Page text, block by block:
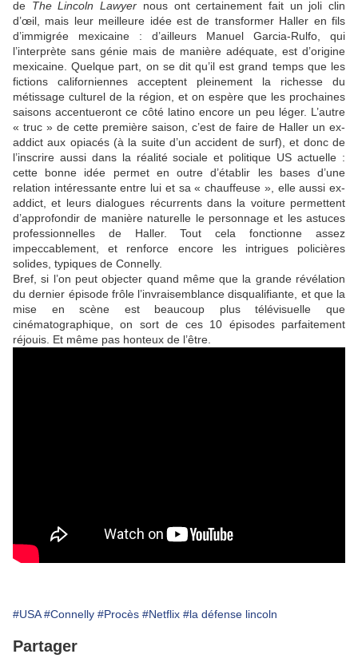
de The Lincoln Lawyer nous ont certainement fait un joli clin
d’œil, mais leur meilleure idée est de transformer Haller en fils
d’immigrée mexicaine : d’ailleurs Manuel Garcia-Rulfo , qui
l’interprète sans génie mais de manière adéquate, est d’origine
mexicaine. Quelque part, on se dit qu’il est grand temps que les
fictions californiennes acceptent pleinement la richesse du
métissage culturel de la région, et on espère que les prochaines
saisons accentueront ce côté latino encore un peu léger. L’autre
« truc » de cette première saison, c’est de faire de Haller un ex-
addict aux opiacés (à la suite d’un accident de surf), et donc de
l’inscrire aussi dans la réalité sociale et politique US actuelle :
cette bonne idée permet en outre d’établir les bases d’une
relation intéressante entre lui et sa « chauffeuse », elle aussi ex-
addict, et leurs dialogues récurrents dans la voiture permettent
d’approfondir de manière naturelle le personnage et les astuces
professionnelles de Haller. Tout cela fonctionne assez
impeccablement, et renforce encore les intrigues policières
solides, typiques de Connelly.
Bref, si l’on peut objecter quand même que la grande révélation
du dernier épisode frôle l’invraisemblance disqualifiante, et que la
mise en scène est beaucoup plus télévisuelle que
cinématographique, on sort de ces 10 épisodes parfaitement
réjouis. Et même pas honteux de l’être.
#USA #Connelly #Procès #Netflix #la défense lincoln
Partager